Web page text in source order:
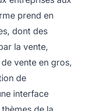
prend en
dont des
la vente,
vente en gros,
de
interface